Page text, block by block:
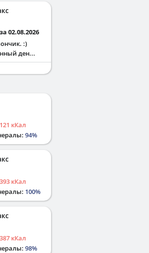
02.08.2026
:)
ден...
кКал
94%
кКал
100%
кКал
98%